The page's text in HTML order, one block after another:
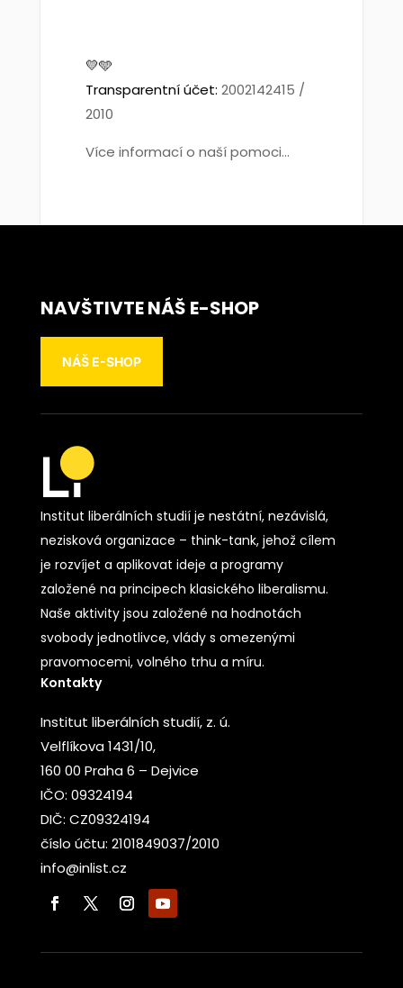
💛🩵
Transparentní účet: 2002142415 /
2010
Více informací o naší pomoci...
NAVŠTIVTE NÁŠ E-SHOP
NÁŠ E-SHOP
Institut liberálních studií je nestátní, nezávislá,
nezisková organizace – think-tank, jehož cílem
je rozvíjet a aplikovat ideje a programy
založené na principech klasického liberalismu.
Naše aktivity jsou založené na hodnotách
svobody jednotlivce, vlády s omezenými
pravomocemi, volného trhu a míru.
Kontakty
Institut liberálních studií, z. ú.
Velflíkova 1431/10,
160 00 Praha 6 – Dejvice
IČO: 09324194
DIČ: CZ09324194
číslo účtu: 2101849037/2010
info@inlist.cz